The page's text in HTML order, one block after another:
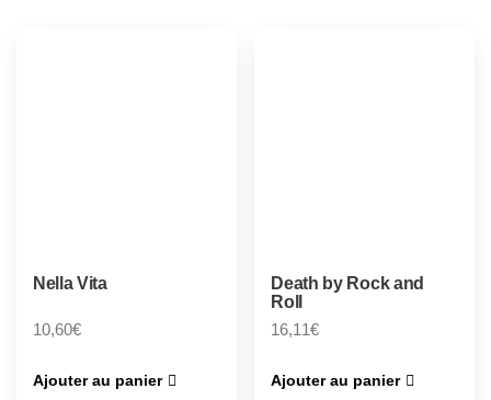
Nella Vita
10,60€
Ajouter au panier
Death by Rock and
Roll
16,11€
Ajouter au panier